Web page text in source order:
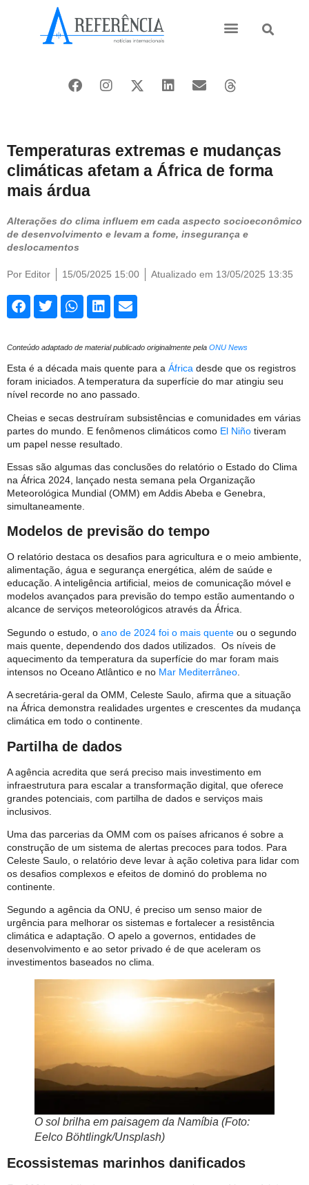
Temperaturas extremas e mudanças
climáticas afetam a África de forma
mais árdua
Alterações do clima influem em cada aspecto socioeconômico
de desenvolvimento e levam a fome, insegurança e
deslocamentos
Por Editor 15/05/2025 15:00 Atualizado em 13/05/2025 13:35
Conteúdo adaptado de material publicado originalmente pela ONU News
Esta é a década mais quente para a África desde que os registros
foram iniciados. A temperatura da superfície do mar atingiu seu
nível recorde no ano passado.
Cheias e secas destruíram subsistências e comunidades em várias
partes do mundo. E fenômenos climáticos como El Niño tiveram
um papel nesse resultado.
Essas são algumas das conclusões do relatório o Estado do Clima
na África 2024, lançado nesta semana pela Organização
Meteorológica Mundial (OMM) em Addis Abeba e Genebra,
simultaneamente.
Modelos de previsão do tempo
O relatório destaca os desafios para agricultura e o meio ambiente,
alimentação, água e segurança energética, além de saúde e
educação. A inteligência artificial, meios de comunicação móvel e
modelos avançados para previsão do tempo estão aumentando o
alcance de serviços meteorológicos através da África.
Segundo o estudo, o ano de 2024 foi o mais quente ou o segundo
mais quente, dependendo dos dados utilizados. Os níveis de
aquecimento da temperatura da superfície do mar foram mais
intensos no Oceano Atlântico e no Mar Mediterrâneo
A secretária-geral da OMM, Celeste Saulo, afirma que a situação
na África demonstra realidades urgentes e crescentes da mudança
climática em todo o continente.
Partilha de dados
A agência acredita que será preciso mais investimento em
infraestrutura para escalar a transformação digital, que oferece
grandes potenciais, com partilha de dados e serviços mais
inclusivos.
Uma das parcerias da OMM com os países africanos é sobre a
construção de um sistema de alertas precoces para todos. Para
Celeste Saulo, o relatório deve levar à ação coletiva para lidar com
os desafios complexos e efeitos de dominó do problema no
continente.
Segundo a agência da ONU, é preciso um senso maior de
urgência para melhorar os sistemas e fortalecer a resistência
climática e adaptação. O apelo a governos, entidades de
desenvolvimento e ao setor privado é de que aceleram os
investimentos baseados no clima.
O sol brilha em paisagem da Namíbia (Foto:
Eelco Böhtlingk/Unsplash)
Ecossistemas marinhos danificados